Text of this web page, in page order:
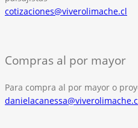
cotizaciones@viverolimache.cl
Compras al por mayor
Para compra al por mayor o